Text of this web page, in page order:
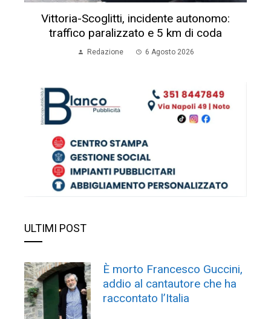
Vittoria-Scoglitti, incidente autonomo:
traffico paralizzato e 5 km di coda
Redazione 6 Agosto 2026
ULTIMI POST
È morto Francesco Guccini,
addio al cantautore che ha
raccontato l’Italia